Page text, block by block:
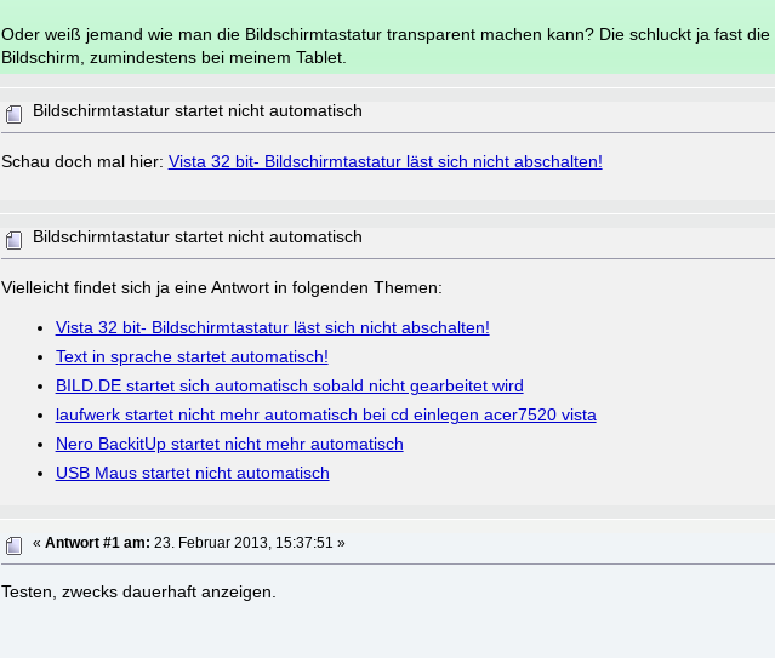
Oder weiß jemand wie man die Bildschirmtastatur transparent machen kann? Die schluckt ja fast die
Bildschirm, zumindestens bei meinem Tablet.
Bildschirmtastatur startet nicht automatisch
Schau doch mal hier: Vista 32 bit- Bildschirmtastatur läst sich nicht abschalten!
Bildschirmtastatur startet nicht automatisch
Vielleicht findet sich ja eine Antwort in folgenden Themen:
Vista 32 bit- Bildschirmtastatur läst sich nicht abschalten!
Text in sprache startet automatisch!
BILD.DE startet sich automatisch sobald nicht gearbeitet wird
laufwerk startet nicht mehr automatisch bei cd einlegen acer7520 vista
Nero BackitUp startet nicht mehr automatisch
USB Maus startet nicht automatisch
«Antwort #1 am: 23. Februar 2013, 15:37:51 »
Testen, zwecks dauerhaft anzeigen.